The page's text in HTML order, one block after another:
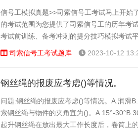
信号工模拟真题>>司索信号工考试马上开始
的考试范围为您提供了司索信号工的历年考
考试前训练、备考冲刺的提分技巧模拟考试
题等功能,大家可以在这里了解一下司索信号
司索信号工考试题库 2023-10-12
钢丝绳的报废应考虑()等情况。
问题:钢丝绳的报废应考虑()等情况。A.润滑
索钢丝绳与物件的夹角宜为()。A.15°-
起升钢丝绳在放出最大工作长度后，卷筒上